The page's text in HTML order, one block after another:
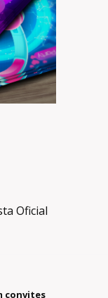
Oficial
convites